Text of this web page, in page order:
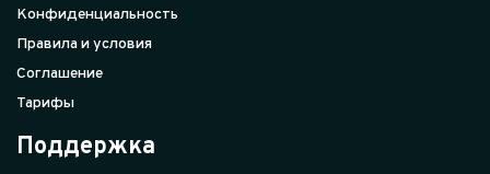
Конфиденциальность
Правила и условия
Соглашение
Тарифы
Поддержка